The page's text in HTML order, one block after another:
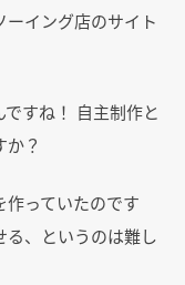
イング店のサイト
すね！ 自主制作と
？
っていたのです
る、というのは難し